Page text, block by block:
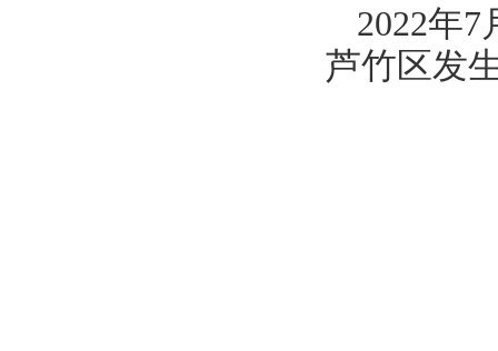
2022年
芦竹区发